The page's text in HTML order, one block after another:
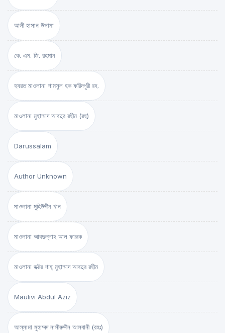
আলী হাসান উসামা
কে. এম. জি. রহমান
হযরত মাওলানা শামসুল হক ফরিদপুরী রহ.
মাওলানা মুহাম্মাদ আবদুর রহীম (রহ)
Darussalam
Author Unknown
মাওলানা মুহিউদ্দীন খান
মাওলানা আবদুল্লাহ আল ফারূক
মাওলানা ডক্টর শাহ্‌ মুহাম্মাদ আবদুর রহীম
Maulivi Abdul Aziz
আল্লামা মুহাম্মদ নাসীরুদ্দীন আলবানী (রহঃ)